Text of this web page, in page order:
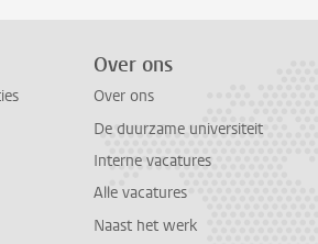
Over ons
Over ons
De duurzame universiteit
Interne vacatures
Alle vacatures
Naast het werk